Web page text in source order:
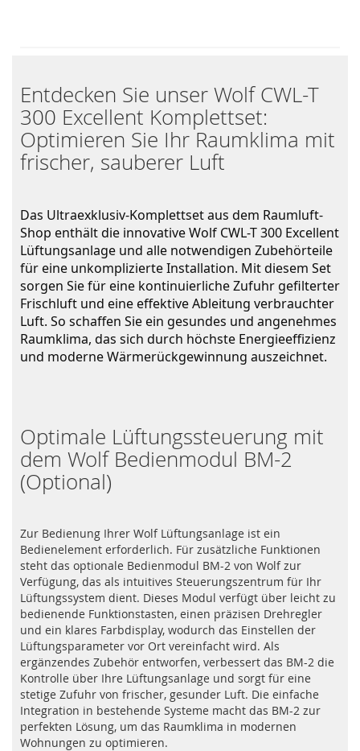
Entdecken Sie unser Wolf CWL-T
300 Excellent Komplettset:
Optimieren Sie Ihr Raumklima mit
frischer, sauberer Luft
Das Ultraexklusiv-Komplettset aus dem Raumluft-
Shop enthält die innovative Wolf CWL-T 300 Excellent
Lüftungsanlage und alle notwendigen Zubehörteile
für eine unkomplizierte Installation. Mit diesem Set
sorgen Sie für eine kontinuierliche Zufuhr gefilterter
Frischluft und eine effektive Ableitung verbrauchter
Luft. So schaffen Sie ein gesundes und angenehmes
Raumklima, das sich durch höchste Energieeffizienz
und moderne Wärmerückgewinnung auszeichnet.
Optimale Lüftungssteuerung mit
dem Wolf Bedienmodul BM-2
(Optional)
Zur Bedienung Ihrer Wolf Lüftungsanlage ist ein
Bedienelement erforderlich. Für zusätzliche Funktionen
steht das optionale Bedienmodul BM-2 von Wolf zur
Verfügung, das als intuitives Steuerungszentrum für Ihr
Lüftungssystem dient. Dieses Modul verfügt über leicht zu
bedienende Funktionstasten, einen präzisen Drehregler
und ein klares Farbdisplay, wodurch das Einstellen der
Lüftungsparameter vor Ort vereinfacht wird. Als
ergänzendes Zubehör entworfen, verbessert das BM-2 die
Kontrolle über Ihre Lüftungsanlage und sorgt für eine
stetige Zufuhr von frischer, gesunder Luft. Die einfache
Integration in bestehende Systeme macht das BM-2 zur
perfekten Lösung, um das Raumklima in modernen
Wohnungen zu optimieren.